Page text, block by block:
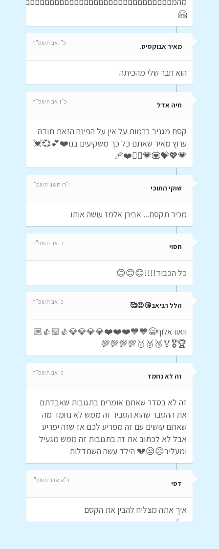
🤗
מאיר אבוקסיס. כ"ו אב תשפ"ה
הוא חבר שלי מהכיתה
חיה אדל כ"ז אב תשפ"ה
קסם מגניב ברמות על אין על הפינה הזאת תודה
ערוץ מאיר שאתם כל כך משקיעים בנו❤️💕💞💓
💗💖💝💟💗❤️‍🔥❤️‍🩹
שוקי התוכי י"ח חשון תשפ"ו
מכיר תקסם... אבירן אלמז עושה אותו
חסוי כ' אב תשפ"ה
כל הכבוד!!!!😊😊😊
הלל רביאב😘😍🥰 כ' אב תשפ"ה
וואוו אלוף😁💙💙❤️❤️❤️💎💎💎💎👍🏼👍🏼
🏆🎖🏅🥉🥈🥇💯💯💯💯
זה לא נחמד כ' אב תשפ"ה
זה לא בסדר שאתם אומרים בתגובות שאבדתם
את ההסבר שהוא הסביר זה ממש לא נחמד מה
שאתם עושים עם זה מפריע לכם אז שזה יפריע
אבל לא לכתוב את זה בתגובות זה ממש מגעיל
ומעליב😥😒💔 הילד עשה השתדלות
דסי כ"א אדר תשפ"ו
איך אתה מצליח להבין את הקסם